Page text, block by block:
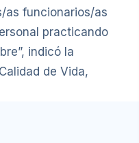
as funcionarios/as
practicando
indicó la
de Vida,